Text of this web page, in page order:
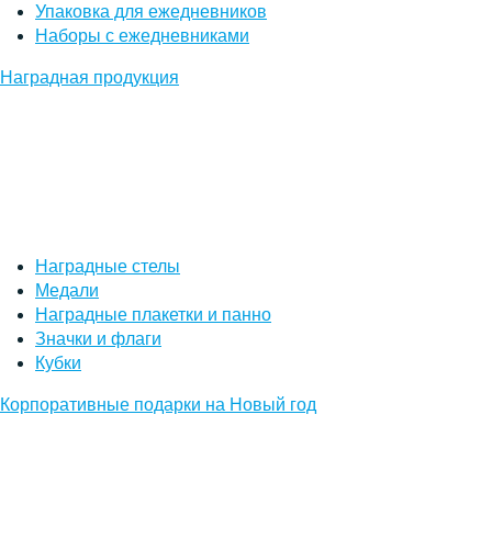
Упаковка для ежедневников
Наборы с ежедневниками
Наградная продукция
Наградные стелы
Медали
Наградные плакетки и панно
Значки и флаги
Кубки
Корпоративные подарки на Новый год